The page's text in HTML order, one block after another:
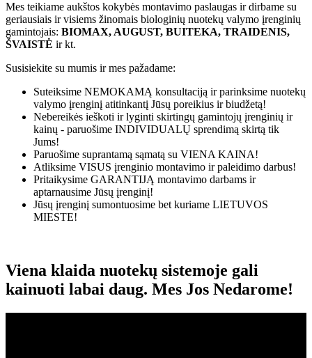
Mes teikiame aukštos kokybės montavimo paslaugas ir dirbame su
geriausiais ir visiems žinomais biologinių nuotekų valymo įrenginių
gamintojais: BIOMAX, AUGUST, BUITEKA, TRAIDENIS,
ŠVAISTĖ ir kt.
Susisiekite su mumis ir mes pažadame:
Suteiksime NEMOKAMĄ konsultaciją ir parinksime nuotekų
valymo įrenginį atitinkantį Jūsų poreikius ir biudžetą!
Nebereikės ieškoti ir lyginti skirtingų gamintojų įrenginių ir
kainų - paruošime INDIVIDUALŲ sprendimą skirtą tik
Jums!
Paruošime suprantamą sąmatą su VIENA KAINA!
Atliksime VISUS įrenginio montavimo ir paleidimo darbus!
Pritaikysime GARANTIJĄ montavimo darbams ir
aptarnausime Jūsų įrenginį!
Jūsų įrenginį sumontuosime bet kuriame LIETUVOS
MIESTE!
Viena klaida nuotekų sistemoje gali
kainuoti labai daug. Mes Jos Nedarome!